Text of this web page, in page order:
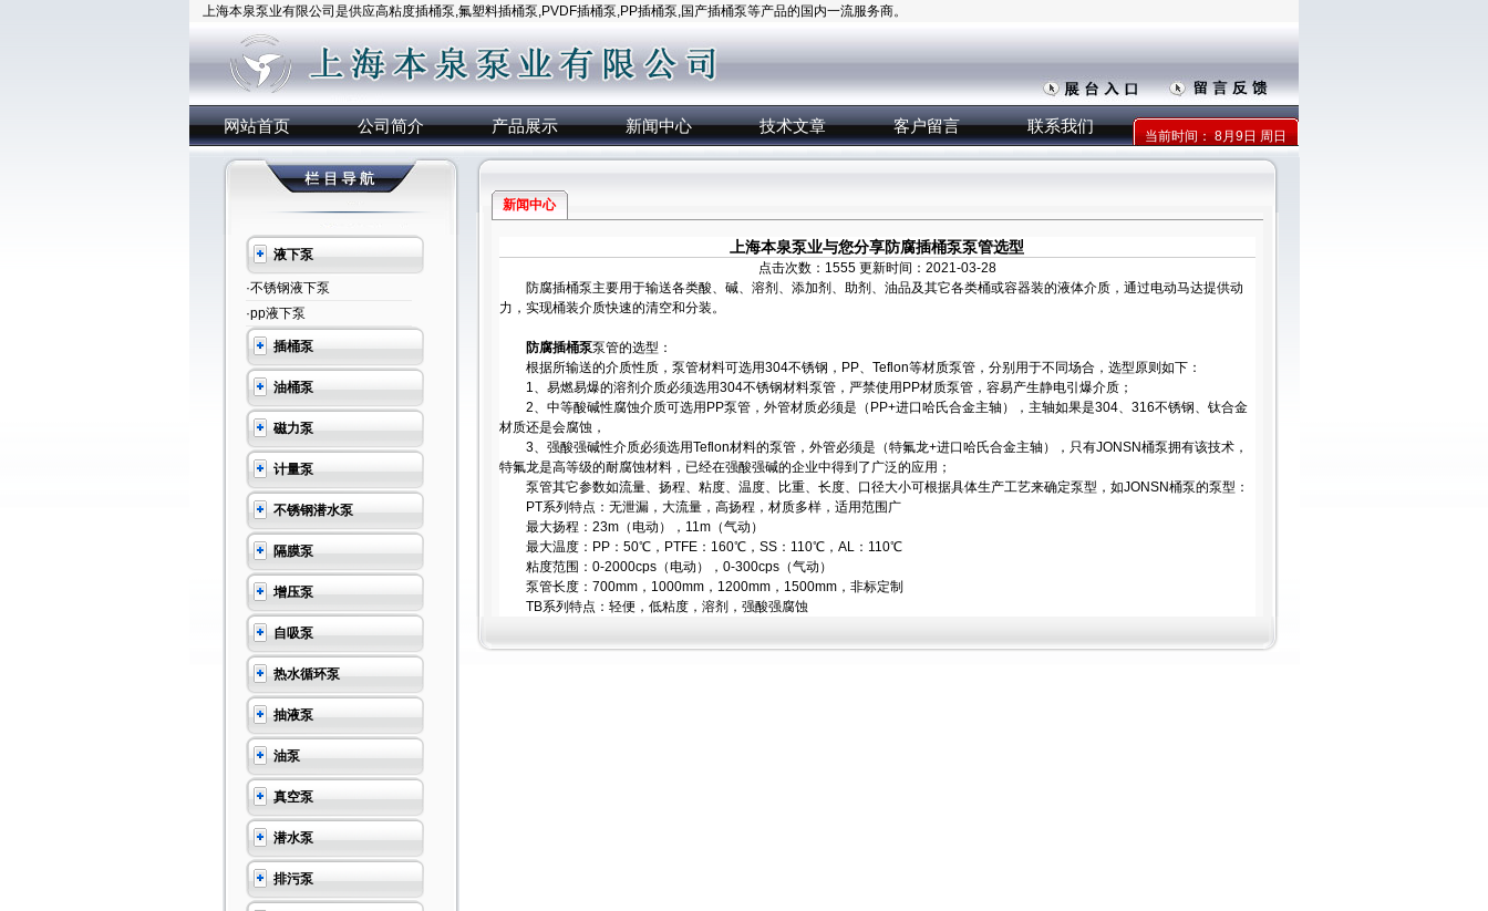
上海本泉泵业有限公司是供应高粘度插桶泵,氟塑料插桶泵,PVDF插桶泵,PP插桶泵,国产插桶泵等产品的国内一流服务商。
网站首页 公司简介 产品展示 新闻中心 技术文章 客户留言 联系我们
当前时间：8月9日 周日
液下泵
·不锈钢液下泵
·pp液下泵
插桶泵
油桶泵
磁力泵
计量泵
不锈钢潜水泵
隔膜泵
增压泵
自吸泵
热水循环泵
抽液泵
油泵
真空泵
潜水泵
排污泵
新闻中心
上海本泉泵业与您分享防腐插桶泵泵管选型
点击次数：1555 更新时间：2021-03-28
防腐插桶泵主要用于输送各类酸、碱、溶剂、添加剂、助剂、油品及其它各类桶或容器装的液体介质，通过电动马达提供动
力，实现桶装介质快速的清空和分装。
防腐插桶泵泵管的选型：
根据所输送的介质性质，泵管材料可选用304不锈钢，PP、Teflon等材质泵管，分别用于不同场合，选型原则如下：
1、易燃易爆的溶剂介质必须选用304不锈钢材料泵管，严禁使用PP材质泵管，容易产生静电引爆介质；
2、中等酸碱性腐蚀介质可选用PP泵管，外管材质必须是（PP+进口哈氏合金主轴），主轴如果是304、316不锈钢、钛合金
材质还是会腐蚀，
3、强酸强碱性介质必须选用Teflon材料的泵管，外管必须是（特氟龙+进口哈氏合金主轴），只有JONSN桶泵拥有该技术，
特氟龙是高等级的耐腐蚀材料，已经在强酸强碱的企业中得到了广泛的应用；
泵管其它参数如流量、扬程、粘度、温度、比重、长度、口径大小可根据具体生产工艺来确定泵型，如JONSN桶泵的泵型：
PT系列特点：无泄漏，大流量，高扬程，材质多样，适用范围广
最大扬程：23m（电动），11m（气动）
最大温度：PP：50℃，PTFE：160℃，SS：110℃，AL：110℃
粘度范围：0-2000cps（电动），0-300cps（气动）
泵管长度：700mm，1000mm，1200mm，1500mm，非标定制
TB系列特点：轻便，低粘度，溶剂，强酸强腐蚀